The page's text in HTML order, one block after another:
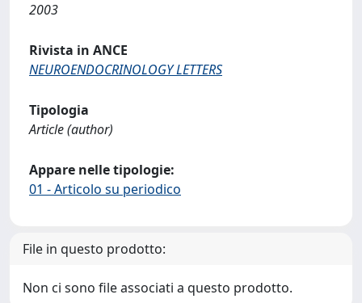
2003
Rivista in ANCE
NEUROENDOCRINOLOGY LETTERS
Tipologia
Article (author)
Appare nelle tipologie:
01 - Articolo su periodico
File in questo prodotto:
Non ci sono file associati a questo prodotto.